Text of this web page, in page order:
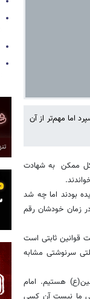
اما مهم‌تر از آن
ممکن به شهادت
بودند اما چه شد
زمان خودشان رقم
قوانین ثابتی است
سرنوشتی مشابه
هستیم. امام
ما نیست آن کسی